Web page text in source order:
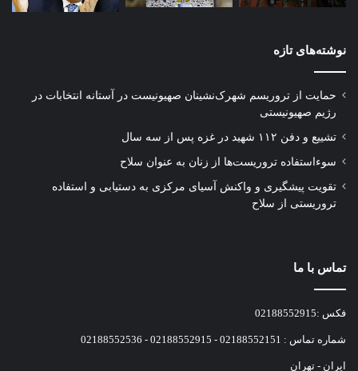
نوشته‌های تازه
حمایت از تروریسم شهرک‌نشینان صهیونیست در آستانه انتخابات در
رژیم صهیونیستی
تشییع و دفن ۱۱۲ شهید در غزه پس از سه سال
سوءاستفاده تروریست‌ها از زنان به عنوان سلاح
تقویت پیشگیری و واکنش آسیای مرکزی به دستیابی و استفاده
تروریستی از سلاح
تماس با ما
فکس :02188552915
شماره تماس : 02188552151 - 02188552915 - 02188552536
ایران - تهران